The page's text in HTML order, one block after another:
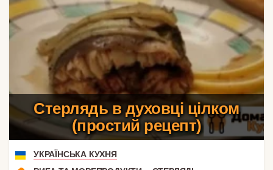
Стерлядь в духовці цілком
(простий рецепт)
УКРАЇНСЬКА КУХНЯ